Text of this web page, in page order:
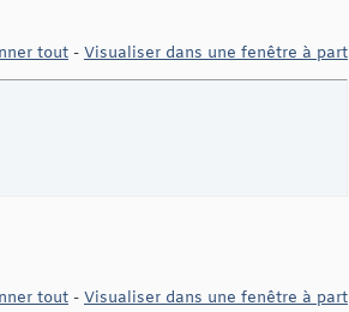
tout - Visualiser dans une fenêtre à part
tout - Visualiser dans une fenêtre à part